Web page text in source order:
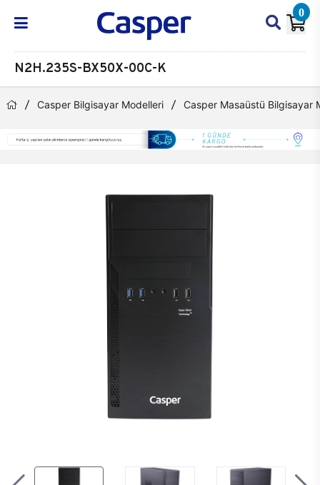
0
N2H.235S-BX50X-00C-K
Casper Bilgisayar Modelleri Casper Masaüstü Bilgisayar